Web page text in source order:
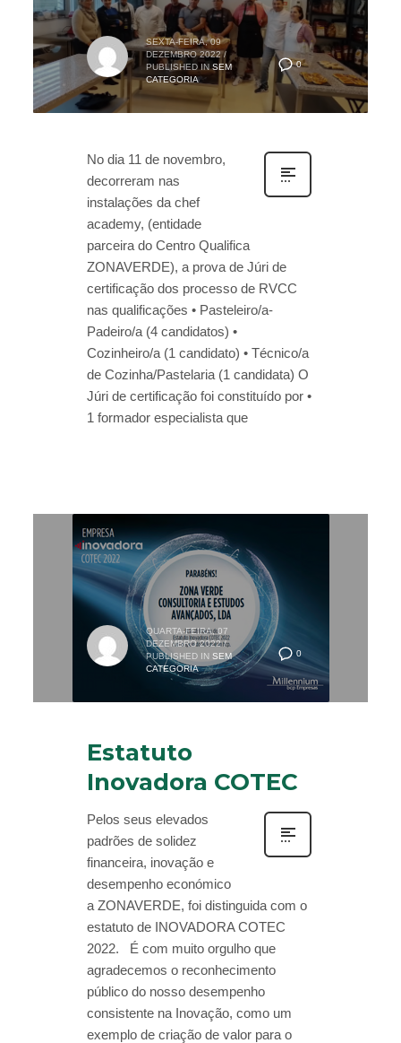
0
SEXTA-FEIRA, 09
DEZEMBRO 2022 /
PUBLISHED IN SEM
CATEGORIA
No dia 11 de novembro,
decorreram nas
instalações da chef
academy, (entidade
parceira do Centro Qualifica
ZONAVERDE), a prova de Júri de
certificação dos processo de RVCC
nas qualificações • Pasteleiro/a-
Padeiro/a (4 candidatos) •
Cozinheiro/a (1 candidato) • Técnico/a
de Cozinha/Pastelaria (1 candidata) O
Júri de certificação foi constituído por •
1 formador especialista que
0
QUARTA-FEIRA, 07
DEZEMBRO 2022 /
PUBLISHED IN SEM
CATEGORIA
Estatuto
Inovadora COTEC
Pelos seus elevados
padrões de solidez
financeira, inovação e
desempenho económico
a ZONAVERDE, foi distinguida com o
estatuto de INOVADORA COTEC
2022. É com muito orgulho que
agradecemos o reconhecimento
público do nosso desempenho
consistente na Inovação, como um
exemplo de criação de valor para o